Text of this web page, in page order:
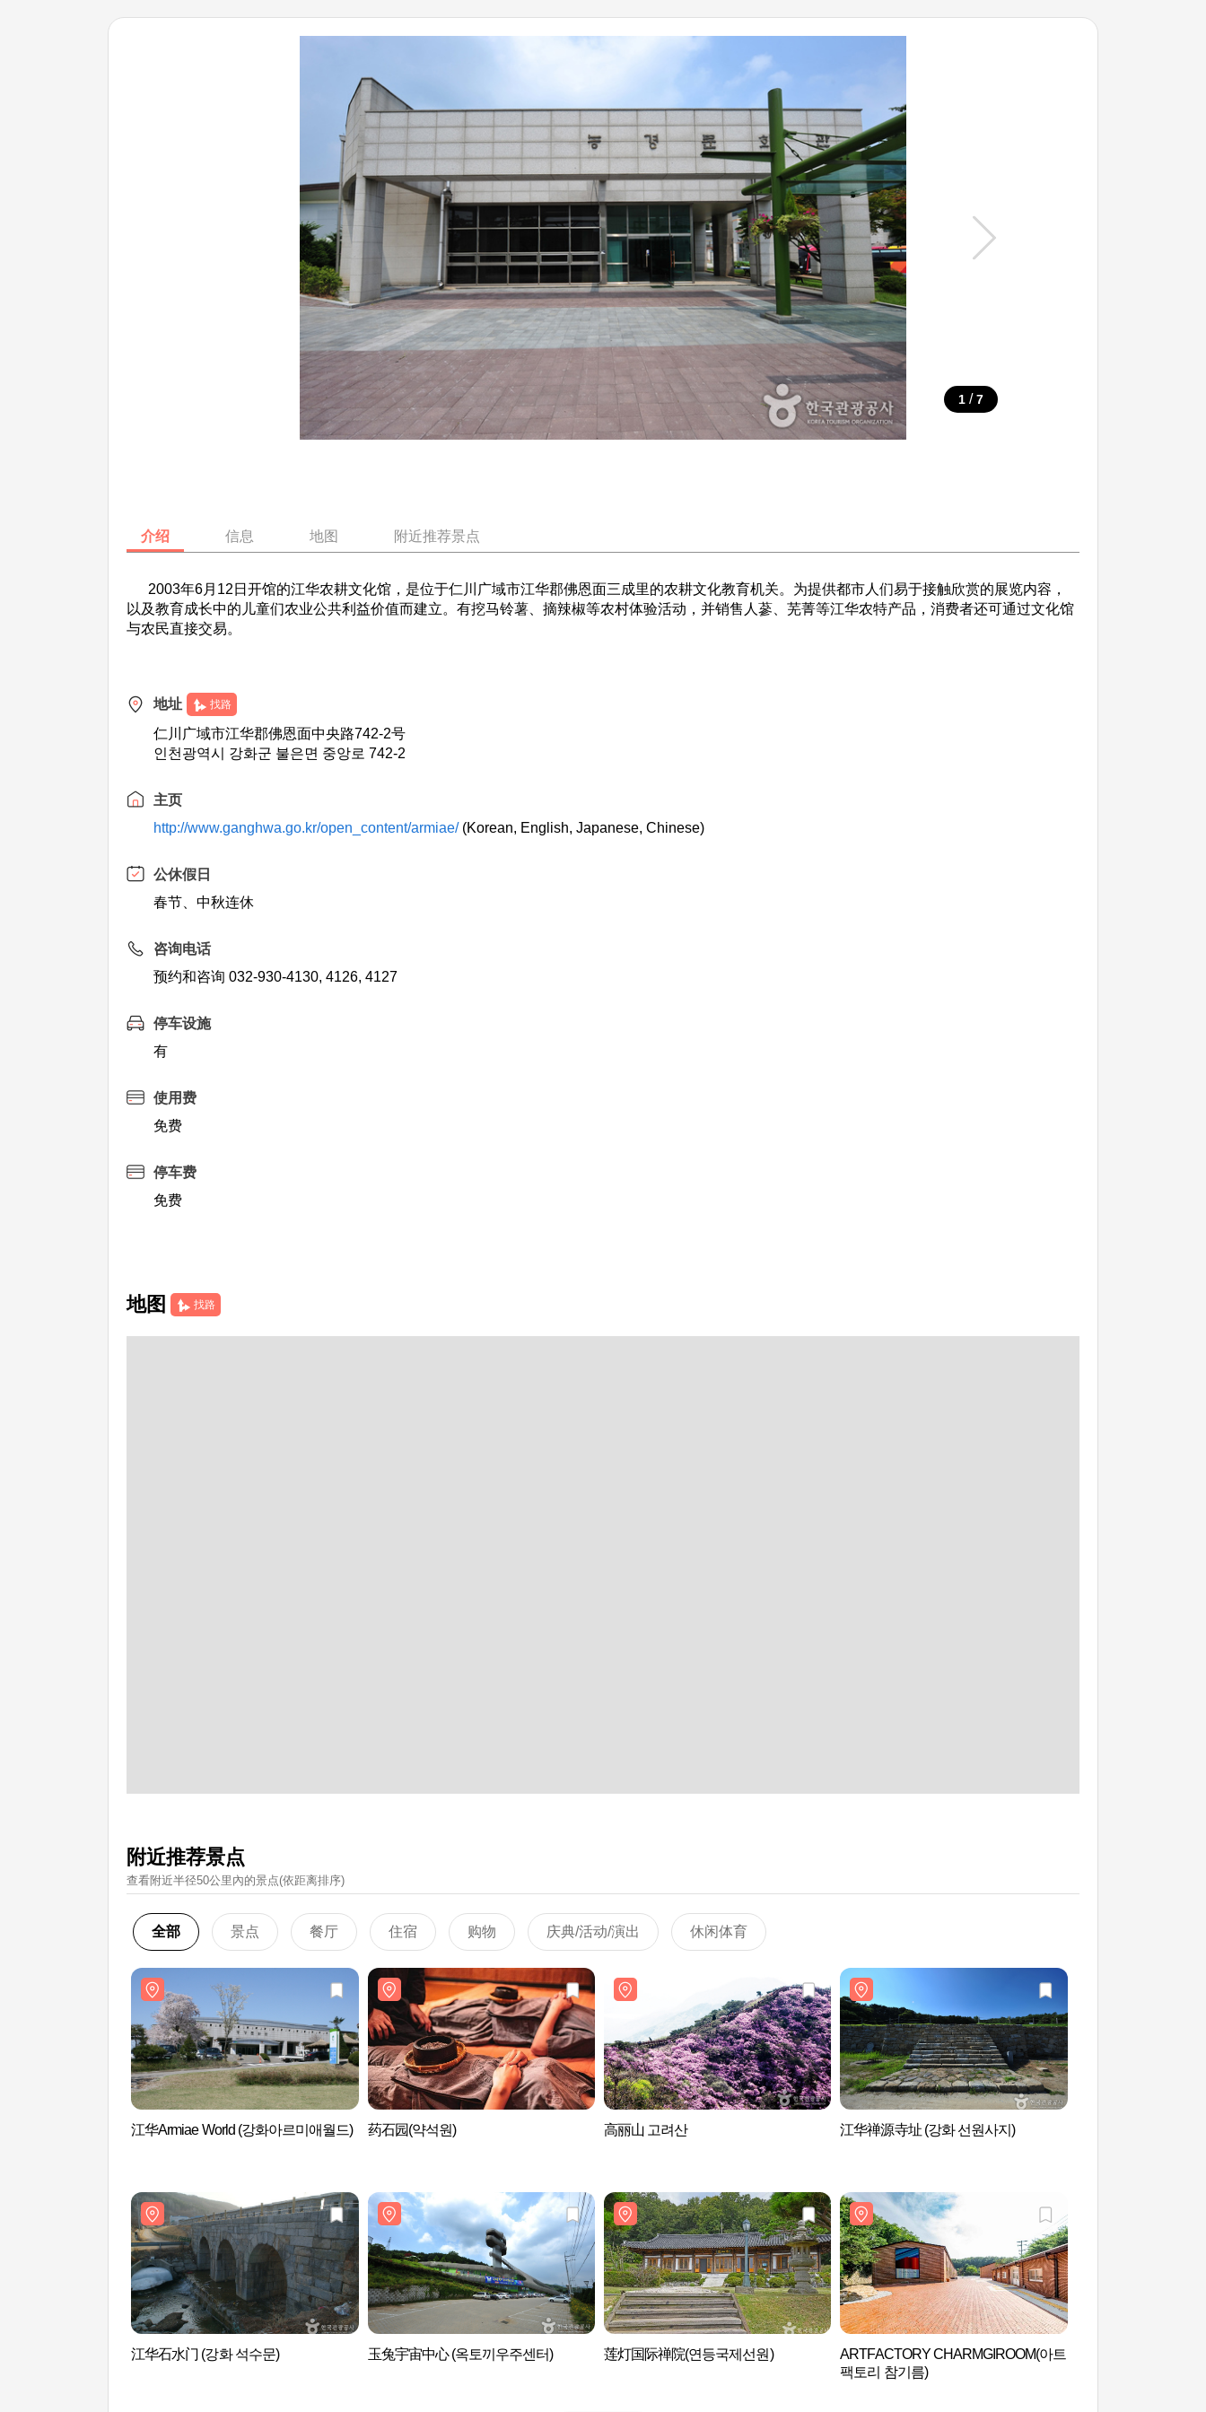
1 / 7
介绍 信息 地图 附近推荐景点
2003年6月12日开馆的江华农耕文化馆，是位于仁川广域市江华郡佛恩面三成里的农耕文化教育机关。为提供都市人们易于接触欣赏的展览内容，
以及教育成长中的儿童们农业公共利益价值而建立。有挖马铃薯、摘辣椒等农村体验活动，并销售人蔘、芜菁等江华农特产品，消费者还可通过文化馆
与农民直接交易。
地址 找路
仁川广域市江华郡佛恩面中央路742-2号
인천광역시 강화군 불은면 중앙로 742-2
主页
http://www.ganghwa.go.kr/open_content/armiae/(Korean, English, Japanese, Chinese)
公休假日
春节、中秋连休
咨询电话
预约和咨询 032-930-4130, 4126, 4127
停车设施
有
使用费
免费
停车费
免费
地图 找路
附近推荐景点
查看附近半径50公里內的景点(依距离排序)
全部 景点 餐厅 住宿 购物 庆典/活动/演出 休闲体育
江华Armiae World (강화아르미애월드) 药石园(약석원) 高丽山 고려산 江华禅源寺址 (강화 선원사지)
江华石水门 (강화 석수문) 玉兔宇宙中心 (옥토끼우주센터) 莲灯国际禅院(연등국제선원)
ARTFACTORY CHARMGIROOM(아트
팩토리 참기름)